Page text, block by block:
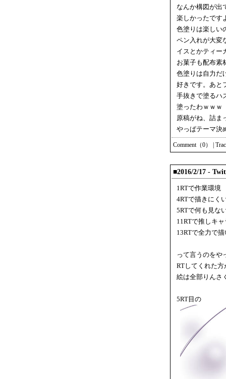
なんか構図が出
楽しかったです
色塗りは楽しい
ペン入れが大変
イスとかティー
お菓子も配布素
色塗りは自力だ
好きです。あと
手抜きで塗るハ
塗ったわｗｗｗ
原稿がね、詰
やっぱテーマ決
Comment（0）
■2016/2/17 -
1RTで作業環境
4RTで描きにく
5RTで何も見な
11RTで推しキ
13RTで全力で
って言うのをや
RTしてくれた
絵は全部りんさ
5RT目の